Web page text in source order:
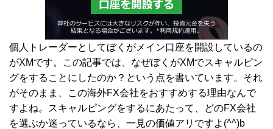
個人トレーダーとしてぼくがメイン口座を開設しているの
がXMです。この記事では、なぜぼくがXMでスキャルピン
グをすることにしたのか？という点を書いています。それ
がそのまま、この海外FX会社をおすすめする理由なんで
すよね。スキャルピングをするにあたって、どのFX会社
を選ぶか迷っているなら、一見の価値アリですよ(^^)b